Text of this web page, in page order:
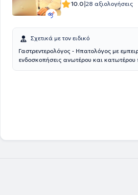
10.0|28 αξιολογήσεις
Σχετικά με τον ειδικό
Γαστρεντερολόγος - Ηπατολόγος με
ενδοσκοπήσεις ανωτέρου και κατωτέρου